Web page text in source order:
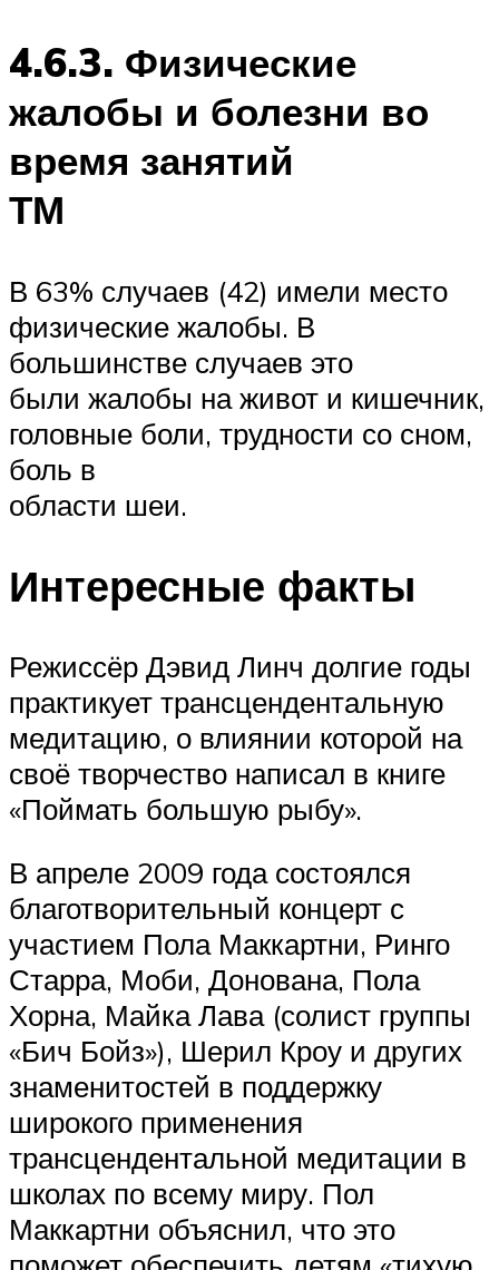
4.6.3. Физические
жалобы и болезни во
время занятий
ТМ
В 63% случаев (42) имели место
физические жалобы. В
большинстве случаев это
были жалобы на живот и кишечник,
головные боли, трудности со сном,
боль в
области шеи.
Интересные факты
Режиссёр Дэвид Линч долгие годы
практикует трансцендентальную
медитацию, о влиянии которой на
своё творчество написал в книге
«Поймать большую рыбу».
В апреле 2009 года состоялся
благотворительный концерт с
участием Пола Маккартни, Ринго
Старра, Моби, Донована, Пола
Хорна, Майка Лава (солист группы
«Бич Бойз»), Шерил Кроу и других
знаменитостей в поддержку
широкого применения
трансцендентальной медитации в
школах по всему миру. Пол
Маккартни объяснил, что это